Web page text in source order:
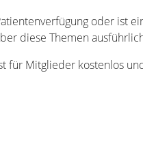
oder ist
diese Themen
für Mitglieder kostenlos